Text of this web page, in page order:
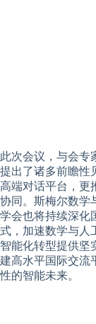
此次会议，与会专
提出了诸多前瞻性
高端对话平台，更
协同。斯梅尔数学
学会也将持续深化
式，加速数学与人
智能化转型提供坚
建高水平国际交流
性的智能未来。